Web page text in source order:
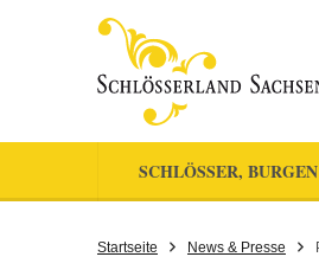
SCHLÖSSER,
Startseite News & Presse